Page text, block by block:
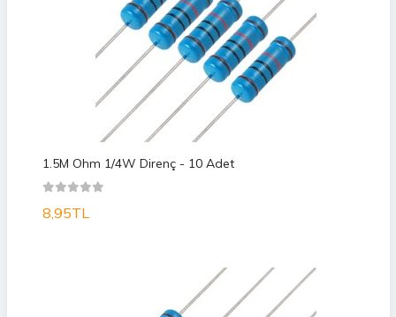
1.5M Ohm 1/4W Direnç - 10 Adet
8,95TL